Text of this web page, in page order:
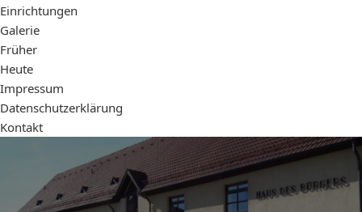
Einrichtungen
Galerie
Früher
Heute
Impressum
Datenschutzerklärung
Kontakt